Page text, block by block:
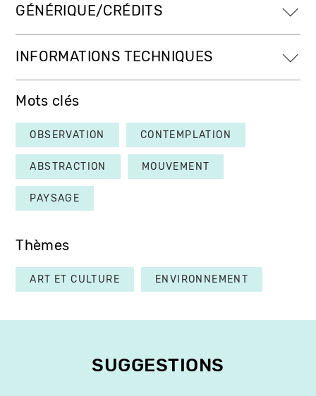
GÉNÉRIQUE/CRÉDITS
INFORMATIONS TECHNIQUES
Mots clés
OBSERVATION CONTEMPLATION
ABSTRACTION MOUVEMENT
PAYSAGE
Thèmes
ART ET CULTURE ENVIRONNEMENT
SUGGESTIONS